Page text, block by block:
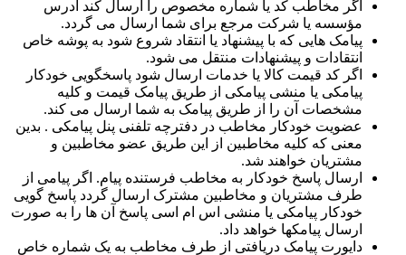
اگر مخاطب کد یا شماره مخصوص را ارسال کند آدرس
مؤسسه یا شرکت مرجع برای شما ارسال می گردد.
پیامک هایی که با پیشنهاد یا انتقاد شروع شود به پوشه خاص
انتقادات و پیشنهادات منتقل می شود.
اگر کد قیمت کالا یا خدمات ارسال شود پاسخگویی خودکار
پیامکی یا منشی پیامکی از طریق پیامک قیمت و کلیه
مشخصات آن را از طریق پیامک به شما ارسال می کند.
عضویت خودکار مخاطب در دفترچه تلفنی پنل پیامکی . بدین
معنی که کلیه مخاطبین از این طریق عضو مخاطبین و
مشتریان خواهند شد.
ارسال پاسخ خودکار به مخاطب فرستنده پیام. اگر پیامی از
طرف مشتریان و مخاطبین مشترک ارسال گردد پاسخ گویی
خودکار پیامکی یا منشی اس ام اسی پاسخ آن ها را به صورت
ارسال پیامکها خواهد داد.
دایورت پیامک دریافتی از طرف مخاطب به یک شماره خاص